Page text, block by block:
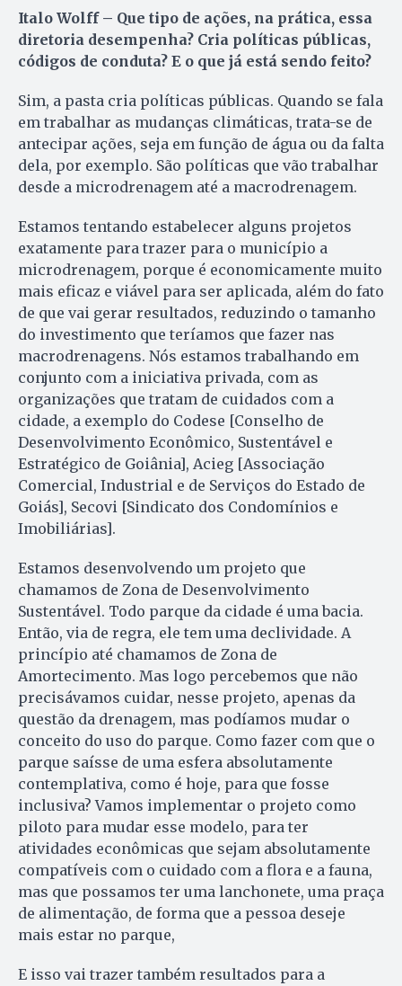
Italo Wolff – Que tipo de ações, na prática, essa
diretoria desempenha? Cria políticas públicas,
códigos de conduta? E o que já está sendo feito?
Sim, a pasta cria políticas públicas. Quando se fala
em trabalhar as mudanças climáticas, trata-se de
antecipar ações, seja em função de água ou da falta
dela, por exemplo. São políticas que vão trabalhar
desde a microdrenagem até a macrodrenagem.
Estamos tentando estabelecer alguns projetos
exatamente para trazer para o município a
microdrenagem, porque é economicamente muito
mais eficaz e viável para ser aplicada, além do fato
de que vai gerar resultados, reduzindo o tamanho
do investimento que teríamos que fazer nas
macrodrenagens. Nós estamos trabalhando em
conjunto com a iniciativa privada, com as
organizações que tratam de cuidados com a
cidade, a exemplo do Codese [Conselho de
Desenvolvimento Econômico, Sustentável e
Estratégico de Goiânia], Acieg [Associação
Comercial, Industrial e de Serviços do Estado de
Goiás], Secovi [Sindicato dos Condomínios e
Imobiliárias].
Estamos desenvolvendo um projeto que
chamamos de Zona de Desenvolvimento
Sustentável. Todo parque da cidade é uma bacia.
Então, via de regra, ele tem uma declividade. A
princípio até chamamos de Zona de
Amortecimento. Mas logo percebemos que não
precisávamos cuidar, nesse projeto, apenas da
questão da drenagem, mas podíamos mudar o
conceito do uso do parque. Como fazer com que o
parque saísse de uma esfera absolutamente
contemplativa, como é hoje, para que fosse
inclusiva? Vamos implementar o projeto como
piloto para mudar esse modelo, para ter
atividades econômicas que sejam absolutamente
compatíveis com o cuidado com a flora e a fauna,
mas que possamos ter uma lanchonete, uma praça
de alimentação, de forma que a pessoa deseje
mais estar no parque,
E isso vai trazer também resultados para a